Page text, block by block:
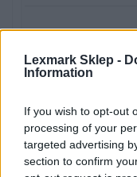
Lexmark Sklep -
Information
If you wish to opt-out
processing of your
targeted advertising
section to confirm
Typ